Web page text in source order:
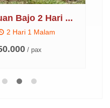
Bajo 2 Hari ...
2 Hari 1 Malam
/ pax